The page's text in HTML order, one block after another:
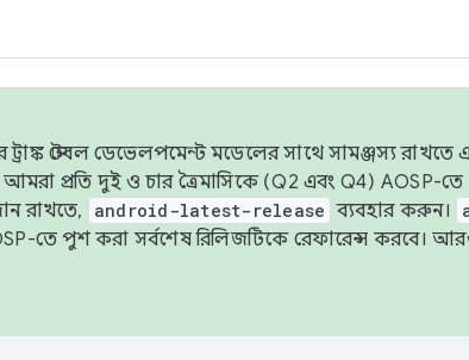
স্টেবল ডেভেলপমেন্ট মডেলের সাথে সামঞ্জস্য রাখতে
আমরা প্রতি দুই ও চার ত্রৈমাসিকে (Q2 এবং Q4) AOSP-
রাখতে,
android-latest-release ব্যবহার করুন।
AOSP-তে পুশ করা সর্বশেষ রিলিজটিকে রেফারেন্স করবে।